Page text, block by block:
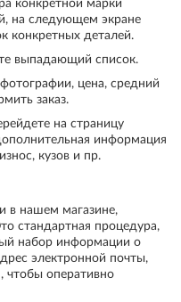
конкретной марки
на следующем экране
конкретных деталей.
выпадающий список.
цена, средний
заказ.
на страницу
информация
кузов и пр.
в нашем магазине,
стандартная процедура,
набор информации о
электронной почты,
чтобы оперативно